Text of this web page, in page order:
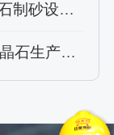
清单及成本
使用情况介绍